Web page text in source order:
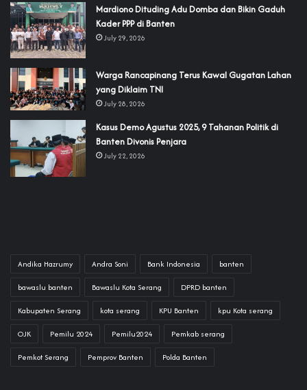
‎Mardiono Dituding Adu Domba dan Bikin Gaduh
Kader PPP di Banten
July 29, 2026
‎Warga Rancapinang Terus Kawal Gugatan Lahan
yang Diklaim TNI‎‎
July 28, 2026
‎Kasus Demo Agustus 2025, 9 Tahanan Politik di
Banten Divonis Penjara
July 22, 2026
Andika Hazrumy Andra Soni Bank Indonesia banten
bawaslu banten Bawaslu Kota Serang DPRD banten
Kabupaten Serang kota serang KPU Banten kpu Kota serang
OJK Pemilu 2024 Pemilu2024 Pemkab serang
Pemkot Serang Pemprov Banten Polda Banten